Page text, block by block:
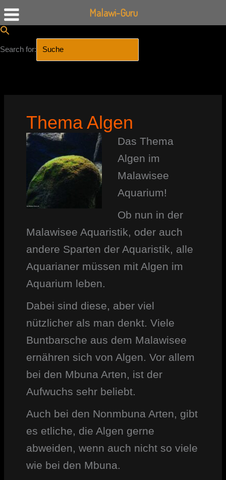
Search for:
Thema Algen
Das Thema
Algen im
Malawisee
Aquarium!
Ob nun in der
Malawisee Aquaristik, oder auch
andere Sparten der Aquaristik, alle
Aquarianer müssen mit Algen im
Aquarium leben.
Dabei sind diese, aber viel
nützlicher als man denkt. Viele
Buntbarsche aus dem Malawisee
ernähren sich von Algen. Vor allem
bei den Mbuna Arten, ist der
Aufwuchs sehr beliebt.
Auch bei den Nonmbuna Arten, gibt
es etliche, die Algen gerne
abweiden, wenn auch nicht so viele
wie bei den Mbuna.
Malawi-Guru